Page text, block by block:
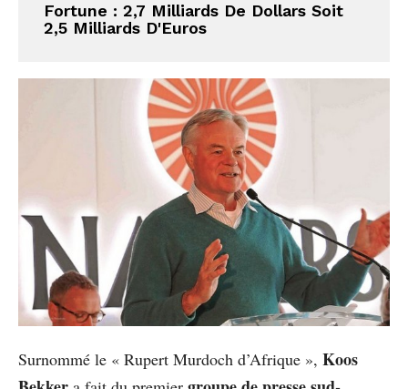
Fortune : 2,7 Milliards De Dollars Soit
2,5 Milliards D'Euros
Surnommé le « Rupert Murdoch d’Afrique », Koos